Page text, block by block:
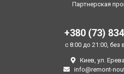
Партнерская
+380 (73)
с 8:00 до 21:00,
Киев, ул.
info@remont-